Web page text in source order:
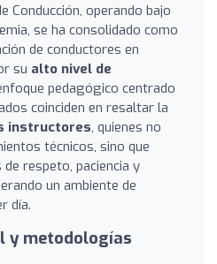
Conducción, operando bajo
se ha consolidado como
de conductores en
su alto nivel de
pedagógico centrado
coinciden en resaltar la
instructores, quienes no
técnicos, sino que
respeto, paciencia y
un ambiente de
día.
y metodologías